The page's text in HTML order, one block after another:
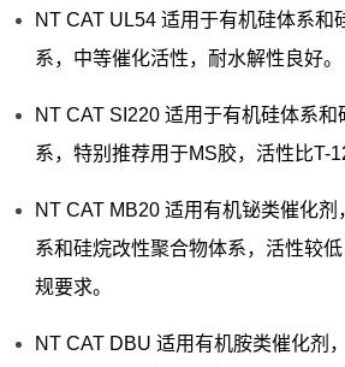
NT CAT UL54 适用于有机硅体系和
系，中等催化活性，耐水解性良好。
NT CAT SI220 适用于有机硅体系
系，特别推荐用于MS胶，活性比T-
NT CAT MB20 适用有机铋类催化
系和硅烷改性聚合物体系，活性较
规要求。
NT CAT DBU 适用有机胺类催化剂